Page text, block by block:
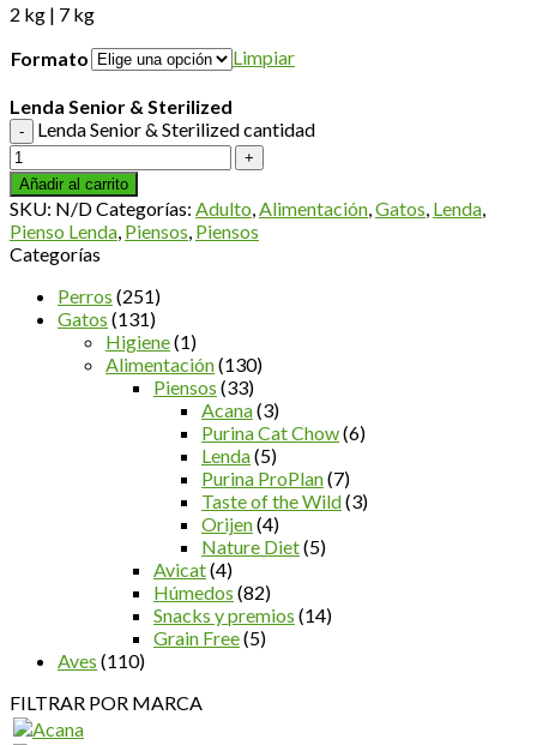
2 kg | 7 kg
Formato
Limpiar
Lenda Senior & Sterilized
Lenda Senior & Sterilized cantidad
Añadir al carrito
SKU: N/DCategorías: Adulto,Alimentación,Gatos, Lenda,
Pienso Lenda, Piensos, Piensos
Categorías
Perros (251)
Gatos (131)
Higiene(1)
Alimentación(130)
Piensos (33)
Acana(3)
Purina Cat Chow(6)
Lenda(5)
Purina ProPlan(7)
Taste of the Wild(3)
Orijen(4)
Nature Diet(5)
Avicat(4)
Húmedos (82)
Snacks y premios (14)
Grain Free(5)
Aves (110)
FILTRAR POR MARCA